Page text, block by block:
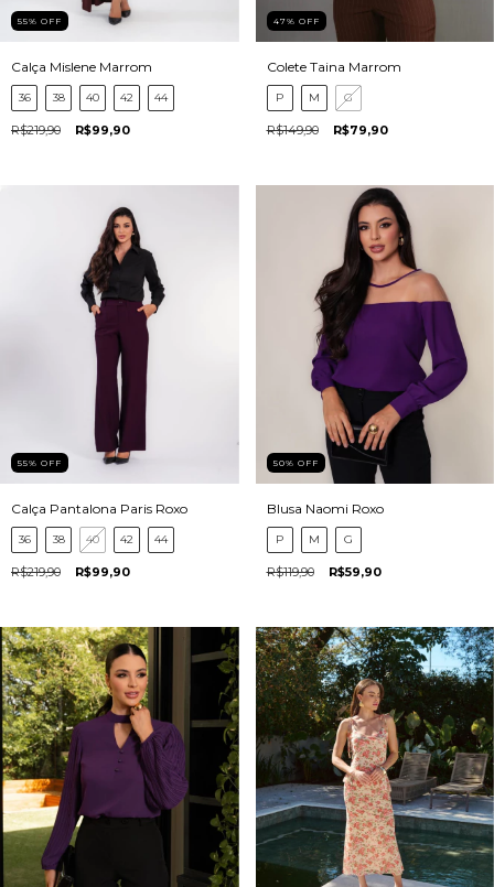
55% OFF
Calça Mislene Marrom
36 38 40 42 44
R$219,90 R$99,90
47% OFF
Colete Taina Marrom
P M G
R$149,90 R$79,90
55% OFF
Calça Pantalona Paris Roxo
36 38 40 42 44
R$219,90 R$99,90
50% OFF
Blusa Naomi Roxo
P M G
R$119,90 R$59,90